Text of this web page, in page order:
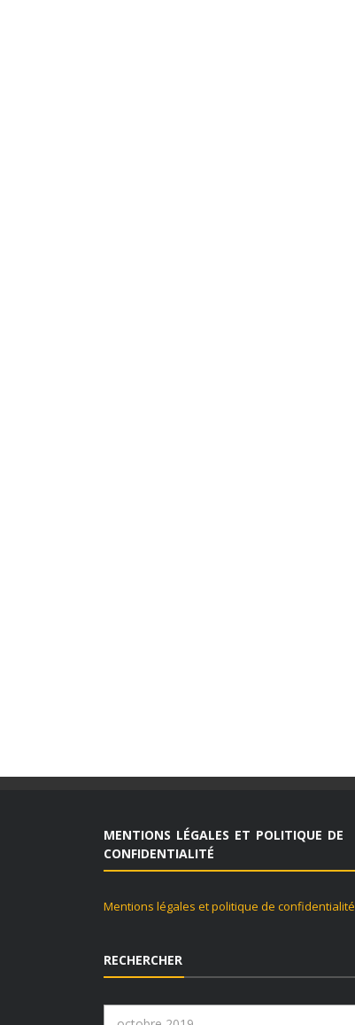
MENTIONS LÉGALES ET POLITIQUE DE
CONFIDENTIALITÉ
Mentions légales et politique de confidentialité
RECHERCHER